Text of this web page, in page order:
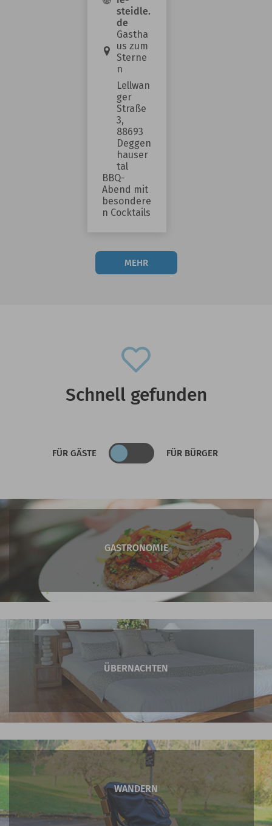
Landespolitik
kommunaler
Ebene. 🙏
Gemeinsam gilt
es, dafür zu
sorgen, dass
Deggenhausertal
und unsere
Kommunen
auch künftig
handlungsfähig
bleiben. 💪
steidle.
de
Gastha
us zum
Sterne
n
Lellwan
ger
Straße
3,
88693
Deggen
hauser
tal
BBQ-
Abend mit
besondere
n Cocktails
MEHR
Schnell gefunden
FÜR GÄSTE FÜR BÜRGER
GASTRONOMIE
ÜBERNACHTEN
WANDERN